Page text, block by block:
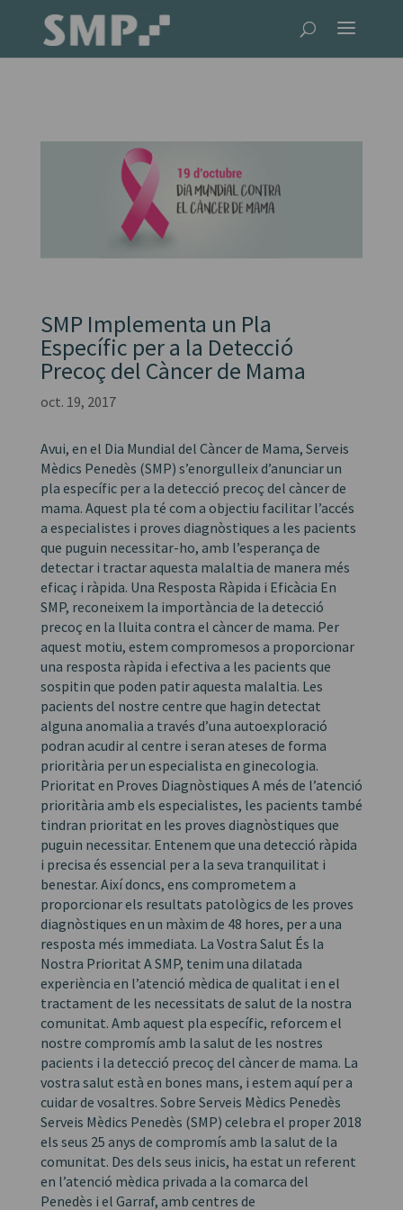
SMP Implementa un Pla
Específic per a la Detecció
Precoç del Càncer de Mama
oct. 19, 2017
Avui, en el Dia Mundial del Càncer de Mama, Serveis
Mèdics Penedès (SMP) s’enorgulleix d’anunciar un
pla específic per a la detecció precoç del càncer de
mama. Aquest pla té com a objectiu facilitar l’accés
a especialistes i proves diagnòstiques a les pacients
que puguin necessitar-ho, amb l’esperança de
detectar i tractar aquesta malaltia de manera més
eficaç i ràpida. Una Resposta Ràpida i Eficàcia En
SMP, reconeixem la importància de la detecció
precoç en la lluita contra el càncer de mama. Per
aquest motiu, estem compromesos a proporcionar
una resposta ràpida i efectiva a les pacients que
sospitin que poden patir aquesta malaltia. Les
pacients del nostre centre que hagin detectat
alguna anomalia a través d’una autoexploració
podran acudir al centre i seran ateses de forma
prioritària per un especialista en ginecologia.
Prioritat en Proves Diagnòstiques A més de l’atenció
prioritària amb els especialistes, les pacients també
tindran prioritat en les proves diagnòstiques que
puguin necessitar. Entenem que una detecció ràpida
i precisa és essencial per a la seva tranquilitat i
benestar. Així doncs, ens comprometem a
proporcionar els resultats patològics de les proves
diagnòstiques en un màxim de 48 hores, per a una
resposta més immediata. La Vostra Salut És la
Nostra Prioritat A SMP, tenim una dilatada
experiència en l’atenció mèdica de qualitat i en el
tractament de les necessitats de salut de la nostra
comunitat. Amb aquest pla específic, reforcem el
nostre compromís amb la salut de les nostres
pacients i la detecció precoç del càncer de mama. La
vostra salut està en bones mans, i estem aquí per a
cuidar de vosaltres. Sobre Serveis Mèdics Penedès
Serveis Mèdics Penedès (SMP) celebra el proper 2018
els seus 25 anys de compromís amb la salut de la
comunitat. Des dels seus inicis, ha estat un referent
en l’atenció mèdica privada a la comarca del
Penedès i el Garraf, amb centres de